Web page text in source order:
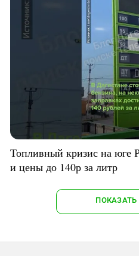
Топливный кризис на юге
и цены до 140р за литр